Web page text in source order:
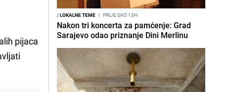
pijaca
/LOKALNE TEME I PRIJE OKO 13H
Nakon tri koncerta za pamćenje: Grad
Sarajevo odao priznanje Dini Merlinu